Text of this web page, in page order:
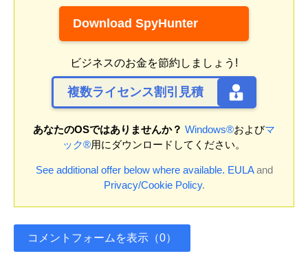
Download SpyHunter
ビジネスのお金を節約しましょう!
複数ライセンス割引見積
あなたのOSではありませんか？ Windows®およびマ
ック®用にダウンロードしてください。
See additional offer below where available. EULAand
Privacy/Cookie Policy.
コメントフォームを表示（0）